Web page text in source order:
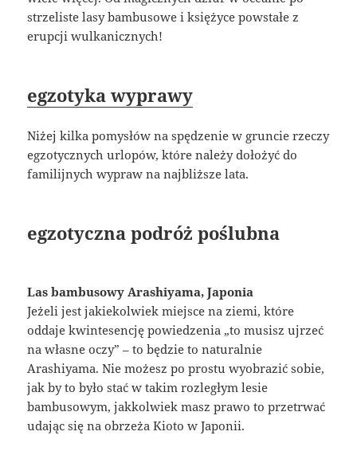
strzeliste lasy bambusowe i księżyce powstałe z
erupcji wulkanicznych!
egzotyka wyprawy
Niżej kilka pomysłów na spędzenie w gruncie rzeczy
egzotycznych urlopów, które należy dołożyć do
familijnych wypraw na najbliższe lata.
egzotyczna podróż poślubna
Las bambusowy Arashiyama, Japonia
Jeżeli jest jakiekolwiek miejsce na ziemi, które
oddaje kwintesencję powiedzenia „to musisz ujrzeć
na własne oczy” – to będzie to naturalnie
Arashiyama. Nie możesz po prostu wyobrazić sobie,
jak by to było stać w takim rozległym lesie
bambusowym, jakkolwiek masz prawo to przetrwać
udając się na obrzeża Kioto w Japonii.